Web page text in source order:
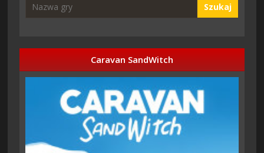
Szukaj
Caravan SandWitch